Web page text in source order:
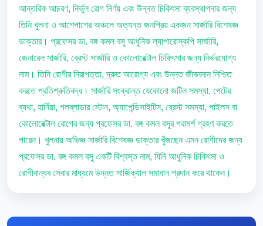
আন্তরিক আচরণ, নির্ভুল রোগ নির্ণয় এবং উন্নত চিকিৎসা ব্যবস্থাপনার জন্য
তিনি খুলনা ও আশেপাশের অঞ্চলে অত্যন্ত জনপ্রিয় একজন সার্জারি বিশেষজ্ঞ
ডাক্তার। প্রফেসর ডা. বঙ্গ কমল বসু আধুনিক ল্যাপারোস্কপি সার্জারি,
জেনারেল সার্জারি, ব্রেস্ট সার্জারি ও কোলোরেক্টাল চিকিৎসার জন্য নির্ভরযোগ্য
নাম। তিনি রোগীর নিরাপত্তা, দ্রুত আরোগ্য এবং উন্নত জীবনমান নিশ্চিত
করতে প্রতিশ্রুতিবদ্ধ। সার্জারি সংক্রান্ত যেকোনো জটিল সমস্যা, পেটের
ব্যথা, হার্নিয়া, গলব্লাডার স্টোন, অ্যাপেন্ডিসাইটিস, ব্রেস্ট সমস্যা, পাইলস বা
কোলোরেক্টাল রোগের জন্য প্রফেসর ডা. বঙ্গ কমল বসুর পরামর্শ গ্রহণ করতে
পারেন। খুলনায় অভিজ্ঞ সার্জারি বিশেষজ্ঞ ডাক্তার খুঁজছেন এমন রোগীদের জন্য
প্রফেসর ডা. বঙ্গ কমল বসু একটি বিশ্বস্ত নাম, যিনি আধুনিক চিকিৎসা ও
রোগীবান্ধব সেবার মাধ্যমে উন্নত সার্জিক্যাল সমাধান প্রদান করে থাকেন।